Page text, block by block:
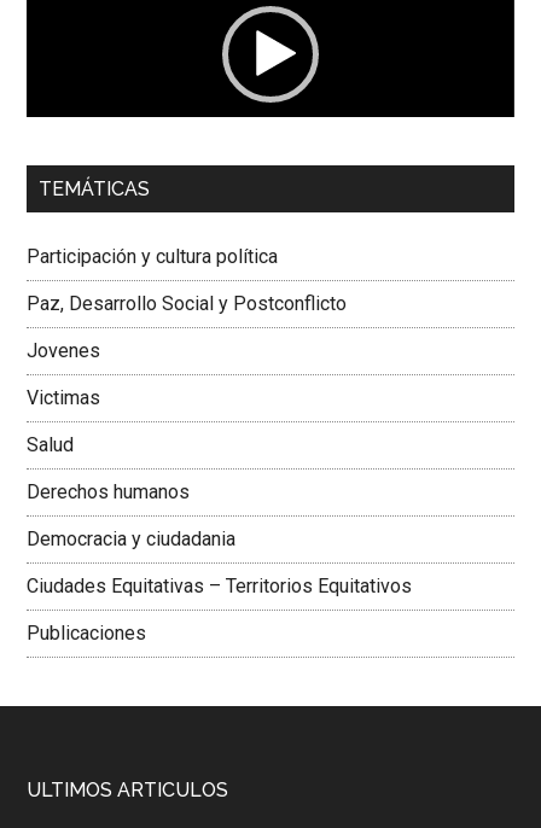
00:00 01:04
Dra. Carolina Corcho Mejía,Presidenta Corporación
Colombiana
TEMÁTICAS
Participación y cultura política
Paz, Desarrollo Social y Postconflicto
Jovenes
Victimas
Salud
Derechos humanos
Democracia y ciudadania
Ciudades Equitativas – Territorios Equitativos
Publicaciones
ULTIMOS ARTICULOS